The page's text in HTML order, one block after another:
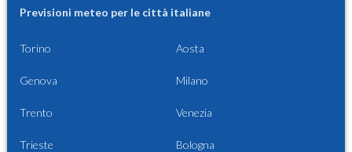
Previsioni meteo per le città italiane
Torino Aosta
Genova Milano
Trento Venezia
Trieste Bologna